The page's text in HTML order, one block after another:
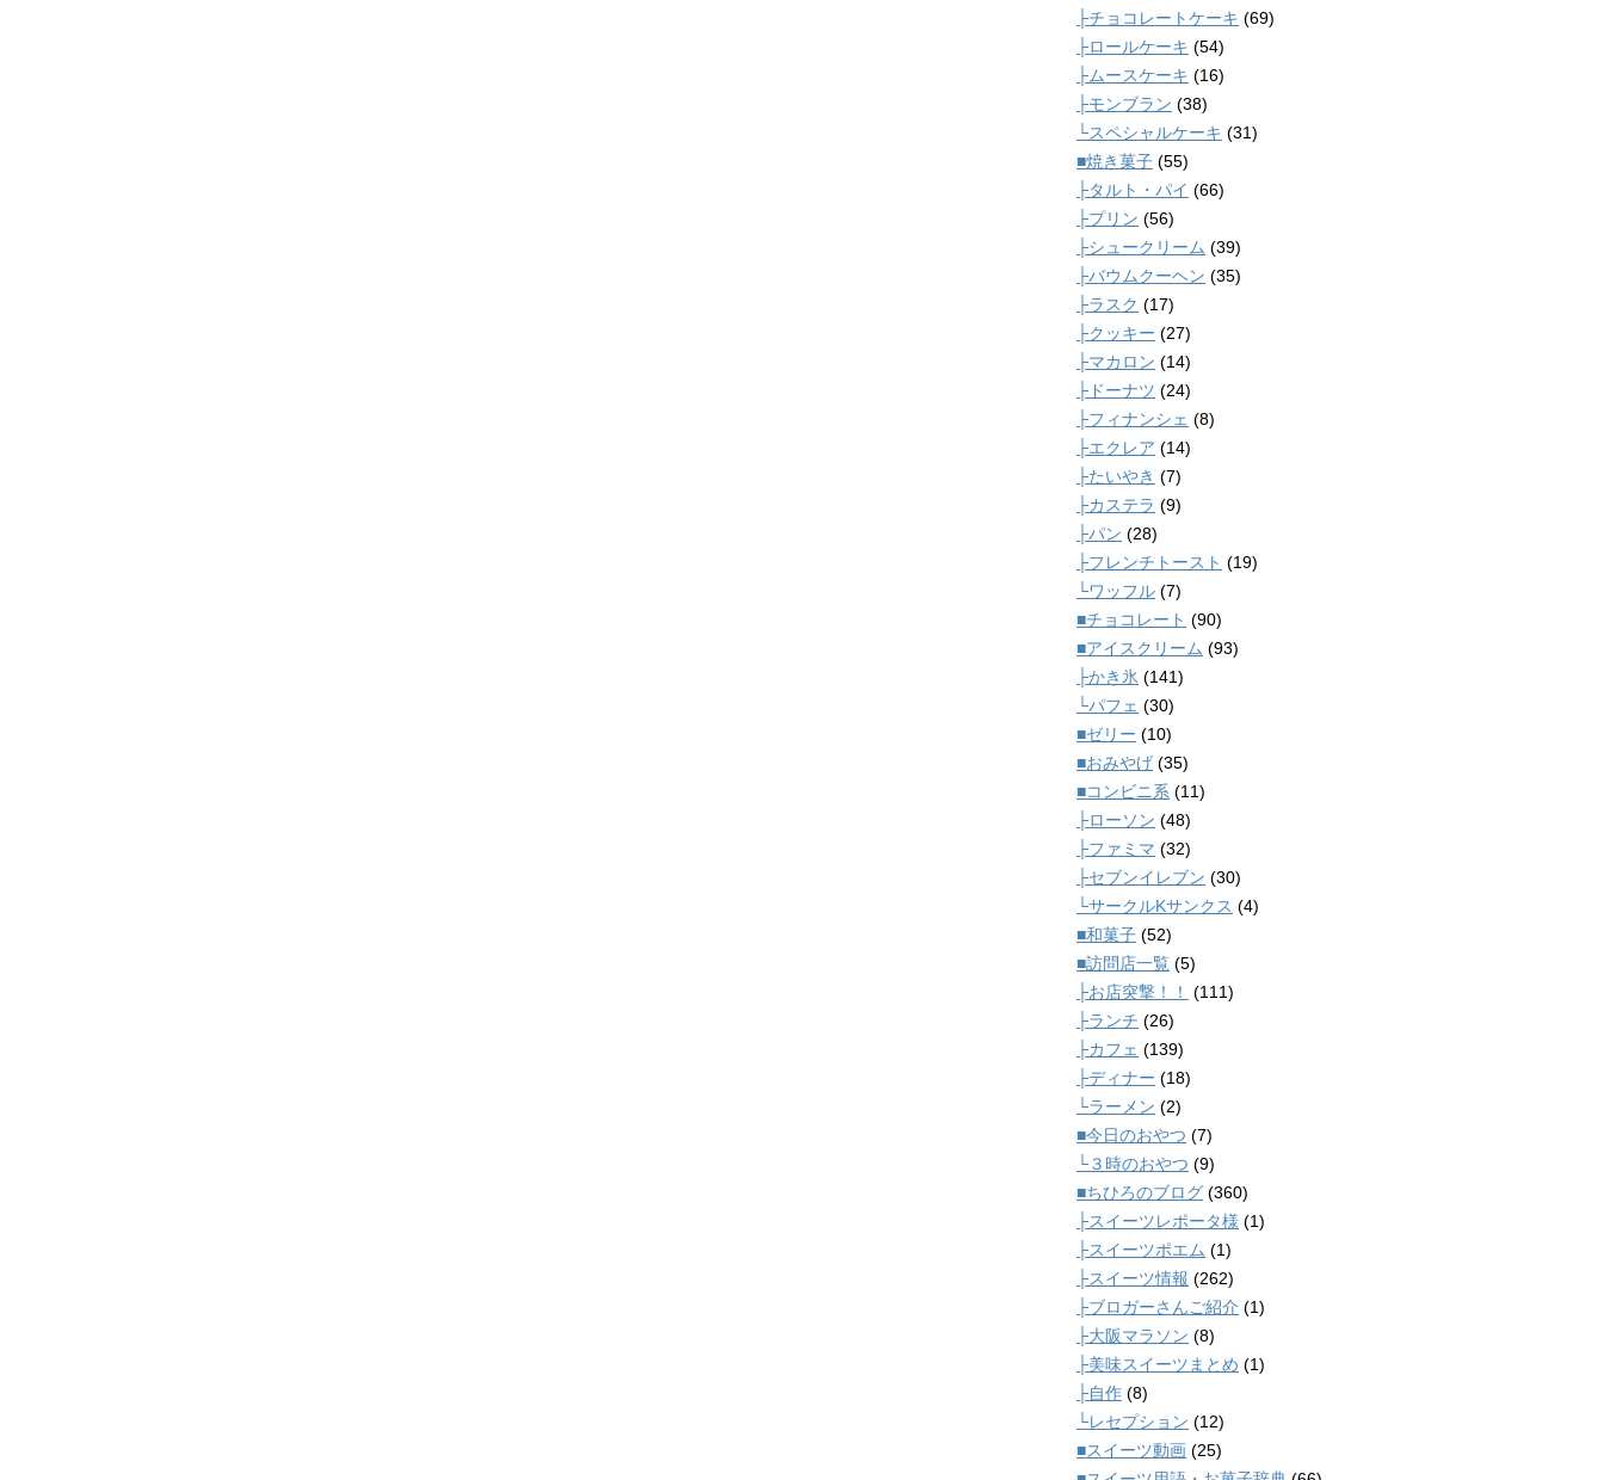
├チョコレートケーキ (69)
├ロールケーキ (54)
├ムースケーキ (16)
├モンブラン (38)
└スペシャルケーキ (31)
■焼き菓子 (55)
├タルト・パイ (66)
├プリン (56)
├シュークリーム (39)
├バウムクーヘン (35)
├ラスク (17)
├クッキー (27)
├マカロン (14)
├ドーナツ (24)
├フィナンシェ (8)
├エクレア (14)
├たいやき (7)
├カステラ (9)
├パン (28)
├フレンチトースト (19)
└ワッフル (7)
■チョコレート (90)
■アイスクリーム (93)
├かき氷 (141)
└パフェ (30)
■ゼリー (10)
■おみやげ (35)
■コンビニ系 (11)
├ローソン (48)
├ファミマ (32)
├セブンイレブン (30)
└サークルKサンクス (4)
■和菓子 (52)
■訪問店一覧 (5)
├お店突撃！！
(111)
├ランチ (26)
├カフェ (139)
├ディナー (18)
└ラーメン (2)
■今日のおやつ (7)
└３時のおやつ (9)
■ちひろのブログ (360)
├スイーツレポータ様 (1)
├スイーツポエム (1)
├スイーツ情報 (262)
├ブロガーさんご紹介 (1)
├大阪マラソン (8)
├美味スイーツまとめ (1)
├自作 (8)
└レセプション (12)
■スイーツ動画 (25)